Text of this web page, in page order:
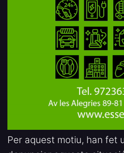
Per aquest motiu, han fet